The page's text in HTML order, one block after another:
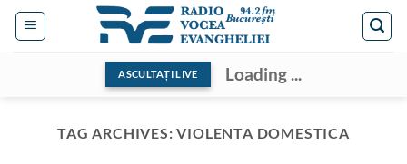
Skip
ASCULTAȚI LIVE Loading ...
TAG ARCHIVES:VIOLENTA DOMESTICA